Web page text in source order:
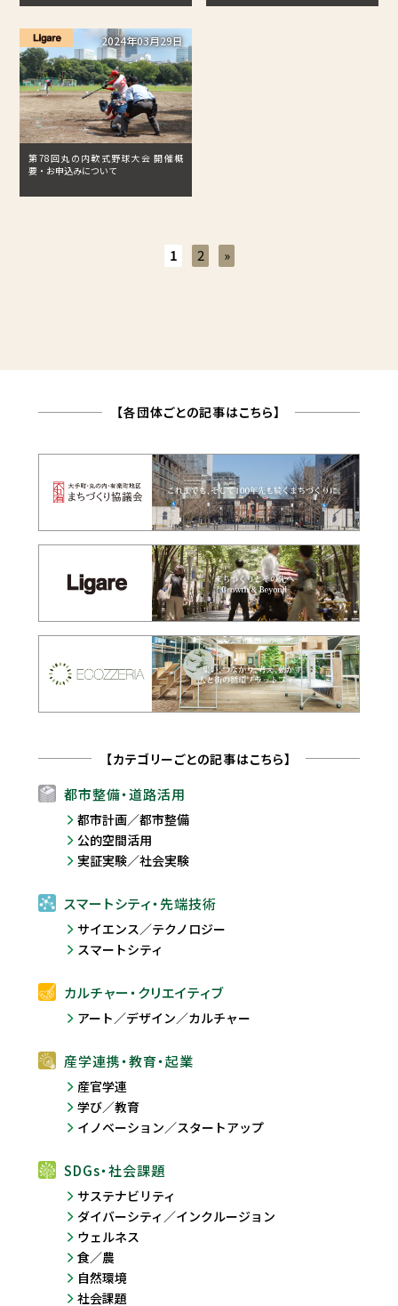
2024年03月29日
第78回丸の内軟式野球大会 開催概
要・お申込みについて
1 2 »
【各団体ごとの記事はこちら】
【カテゴリーごとの記事はこちら】
都市整備・道路活用
都市計画／都市整備
公的空間活用
実証実験／社会実験
スマートシティ・先端技術
サイエンス／テクノロジー
スマートシティ
カルチャー・クリエイティブ
アート／デザイン／カルチャー
産学連携・教育・起業
産官学連
学び／教育
イノベーション／スタートアップ
SDGs・社会課題
サステナビリティ
ダイバーシティ／インクルージョン
ウェルネス
食／農
自然環境
社会課題